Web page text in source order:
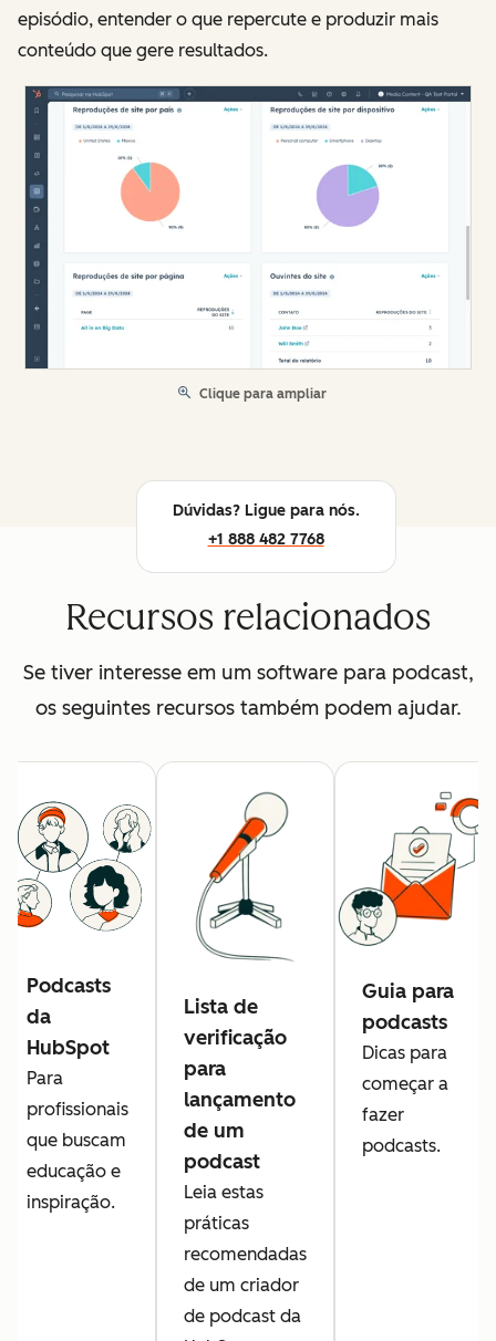
episódio, entender o que repercute e produzir mais
conteúdo que gere resultados.
Clique para ampliar
Dúvidas? Ligue para nós.
+1 888 482 7768
Recursos relacionados
Se tiver interesse em um software para podcast,
os seguintes recursos também podem ajudar.
Podcasts
da
HubSpot
Para
profissionais
que buscam
educação e
inspiração.
Lista de
verificação
para
lançamento
de um
podcast
Leia estas
práticas
recomendadas
de um criador
de podcast da
Guia para
podcasts
Dicas para
começar a
fazer
podcasts.